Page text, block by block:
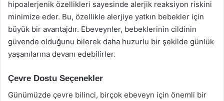
hipoalerjenik özellikleri sayesinde alerjik reaksiyon riskini
minimize eder. Bu, özellikle alerjiye yatkın bebekler için
büyük bir avantajdır. Ebeveynler, bebeklerinin cildinin
güvende olduğunu bilerek daha huzurlu bir şekilde günlük
yaşamlarına devam edebilirler.
Çevre Dostu Seçenekler
Günümüzde çevre bilinci, birçok ebeveyn için önemli bir